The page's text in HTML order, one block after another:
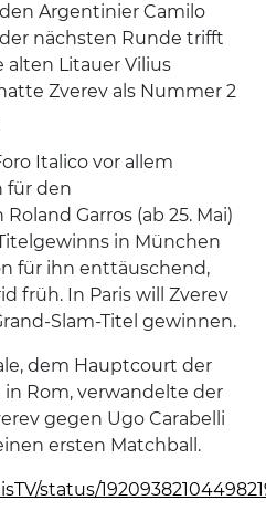
Argentinier Camilo
der nächsten Runde trifft
alten Litauer Vilius
Zverev als Nummer 2
Italico vor allem
für den
Garros (ab 25. Mai)
in München
für ihn enttäuschend,
früh. In Paris will Zverev
Slam-Titel gewinnen.
dem Hauptcourt der
Rom, verwandelte der
gegen Ugo Carabelli
ersten Matchball.
status/